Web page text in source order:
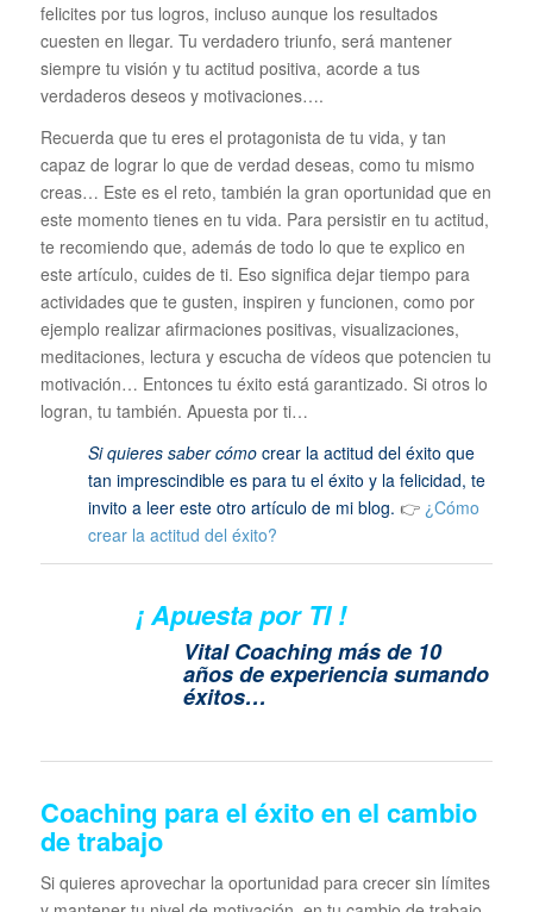
felicites por tus logros, incluso aunque los resultados
cuesten en llegar. Tu verdadero triunfo, será mantener
siempre tu visión y tu actitud positiva, acorde a tus
verdaderos deseos y motivaciones….
Recuerda que tu eres el protagonista de tu vida, y tan
capaz de lograr lo que de verdad deseas, como tu mismo
creas… Este es el reto, también la gran oportunidad que en
este momento tienes en tu vida. Para persistir en tu actitud,
te recomiendo que, además de todo lo que te explico en
este artículo, cuides de ti. Eso significa dejar tiempo para
actividades que te gusten, inspiren y funcionen, como por
ejemplo realizar afirmaciones positivas, visualizaciones,
meditaciones, lectura y escucha de vídeos que potencien tu
motivación… Entonces tu éxito está garantizado. Si otros lo
logran, tu también. Apuesta por ti…
Si quieres saber cómocrear la actitud del éxito que
tan imprescindible es para tu el éxito y la felicidad, te
invito a leer este otro artículo de mi blog. 👉 ¿Cómo
crear la actitud del éxito?
¡ Apuesta por TI !
Vital Coaching más de 10
años de experiencia sumando
éxitos…
Coaching para el éxito en el cambio
de trabajo
Si quieres aprovechar la oportunidad para crecer sin límites